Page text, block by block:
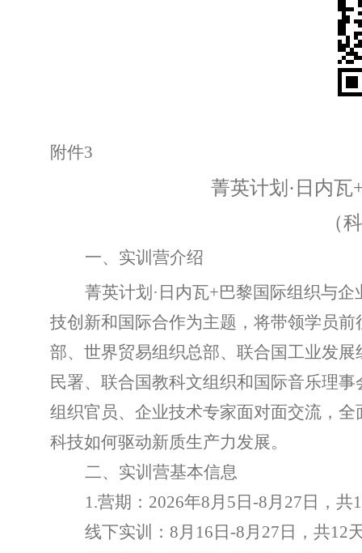
附件3
菁英计划 ·日内瓦
（
一、实训营介绍
菁英计划 · 日内瓦+巴黎国际组织与
技创新和国际合作为主题，将带领学员
部、世界贸易组织总部、联合国工业发
民署、联合国教科文组织和国际音乐理事
组织官员、企业技术专家面对面交流，
科技如何驱动新质生产力发展。
二、实训营基本信息
1.营期： 2026年8月 5 日 -8月 27 日，共
线下实训： 8月 16 日 -8月 27 日，共12